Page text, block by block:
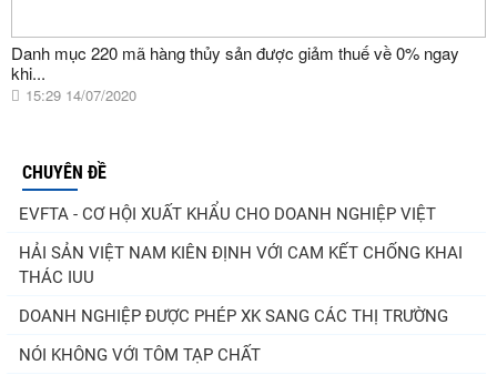
Danh mục 220 mã hàng thủy sản được giảm thuế về 0% ngay
khi...
15:29 14/07/2020
CHUYÊN ĐỀ
EVFTA - CƠ HỘI XUẤT KHẨU CHO DOANH NGHIỆP VIỆT
HẢI SẢN VIỆT NAM KIÊN ĐỊNH VỚI CAM KẾT CHỐNG KHAI
THÁC IUU
DOANH NGHIỆP ĐƯỢC PHÉP XK SANG CÁC THỊ TRƯỜNG
NÓI KHÔNG VỚI TÔM TẠP CHẤT